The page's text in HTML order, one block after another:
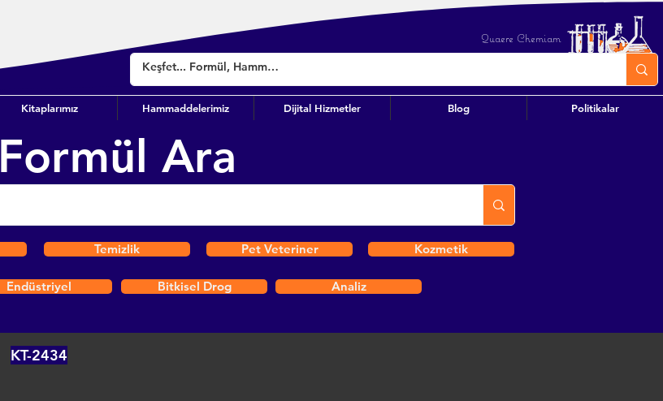
Quaere Chemiam
Kitaplarımız Hammaddelerimiz Dijital Hizmetler Blog Politikalar
Formül Ara
Temizlik Pet Veteriner Kozmetik
Endüstriyel Bitkisel Drog Analiz
KT-2434